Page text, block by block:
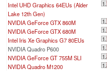
Intel UHD Graphics 64EUs (Alder
Lake 12th Gen)
NVIDIA GeForce GTX 860M
NVIDIA GeForce GTX 680M
Intel Iris Xe Graphics G7 80EUs
NVIDIA Quadro P600
NVIDIA GeForce GT 755M SLI
NVIDIA Quadro M1200